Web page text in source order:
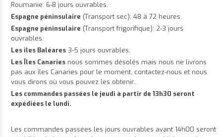
Roumanie: 6-8 jours ouvrables.
Espagne péninsulaire (Transport sec): 48 à 72 heures.
Espagne péninsulaire (Transport frigorifique): 2-3 jours
ouvrables.
Les îles Baléares 3-5 jours ouvrables.
Les Îles Canaries nous sommes désolés mais nous ne livrons
pas aux îles Canaries pour le moment, contactez-nous et nous
vous dirons où vous pouvez les obtenir..
Les commandes passées le jeudi à partir de 13h30 seront
expédiées le lundi.
Les commandes passées les jours ouvrables avant 14h00 seront